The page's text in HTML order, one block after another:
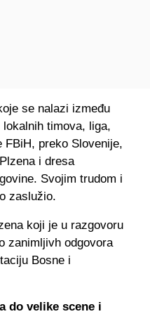
se nalazi između
timova, liga,
FBiH, preko Slovenije,
i dresa
Svojim trudom i
zaslužio.
koji je u razgovoru
zanimljivh odgovora
Bosne i
do velike scene i